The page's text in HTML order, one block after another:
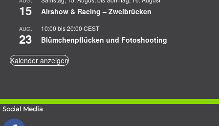
15 Airshow & Racing – Zweibrücken
AUG.
23
10:00 bis20:00 CEST
Blümchenpflücken und Fotoshooting
Kalender anzeigen
Social Media